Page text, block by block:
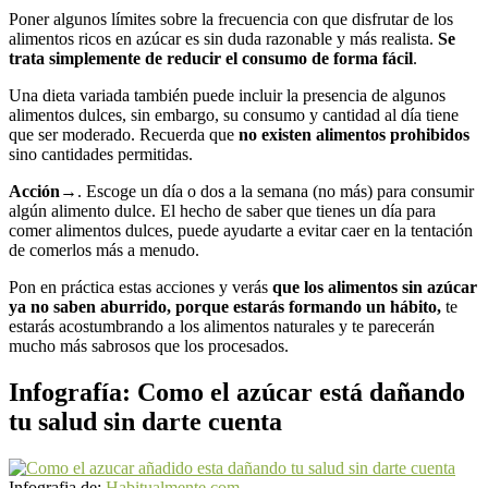
Poner algunos límites sobre la frecuencia con que disfrutar de los
alimentos ricos en azúcar es sin duda razonable y más realista. Se
trata simplemente de reducir el consumo de forma fácil.
Una dieta variada también puede incluir la presencia de algunos
alimentos dulces, sin embargo, su consumo y cantidad al día tiene
que ser moderado. Recuerda que no existen alimentos prohibidos
sino cantidades permitidas.
Acción → . Escoge un día o dos a la semana (no más) para consumir
algún alimento dulce. El hecho de saber que tienes un día para
comer alimentos dulces, puede ayudarte a evitar caer en la tentación
de comerlos más a menudo.
Pon en práctica estas acciones y verás que los alimentos sin azúcar
ya no saben aburrido, porque estarás formando un hábito, te
estarás acostumbrando a los alimentos naturales y te parecerán
mucho más sabrosos que los procesados.
Infografía: Como el azúcar está dañando
tu salud sin darte cuenta